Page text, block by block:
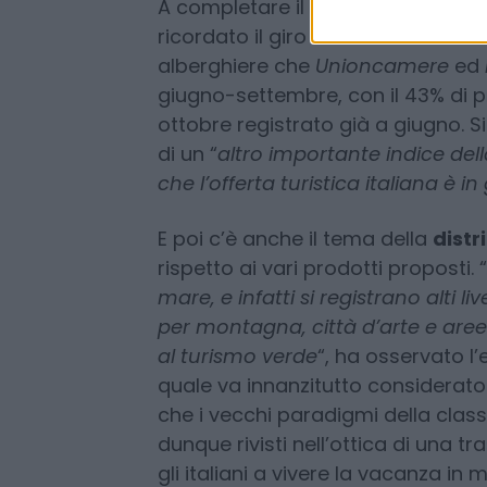
turisti scelgono i ‘mesi di spalla’,
canonici, come appunto i primi
A completare il quadro anti-
ricordato il giro d’affari da 15
alberghiere cheUnioncamere ed
giugno-settembre, con il 43% di
di un “altro importante indice
che l’offerta turistica italiana è
E poi c’è anche il tema della
rispetto ai vari prodotti proposti. “
mare, e infatti si registrano alti
per montagna, città d’arte e
al turismo verde“, ha osservato